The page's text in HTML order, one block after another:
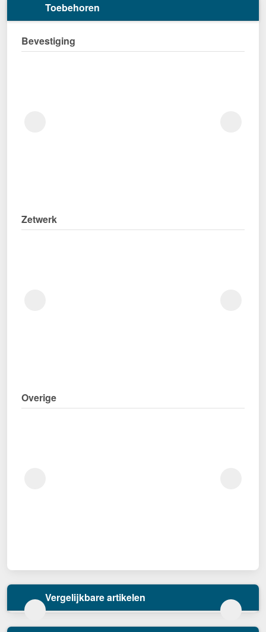
Toebehoren
Bevestiging
Zetwerk
Overige
Vergelijkbare artikelen